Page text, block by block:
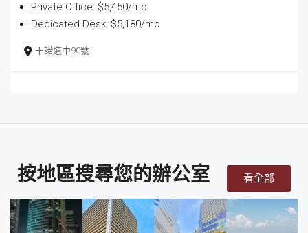
Private Office: $5,450/mo
Dedicated Desk: $5,180/mo
干諾道中90號
按地區搜尋您的辦公室 看全部